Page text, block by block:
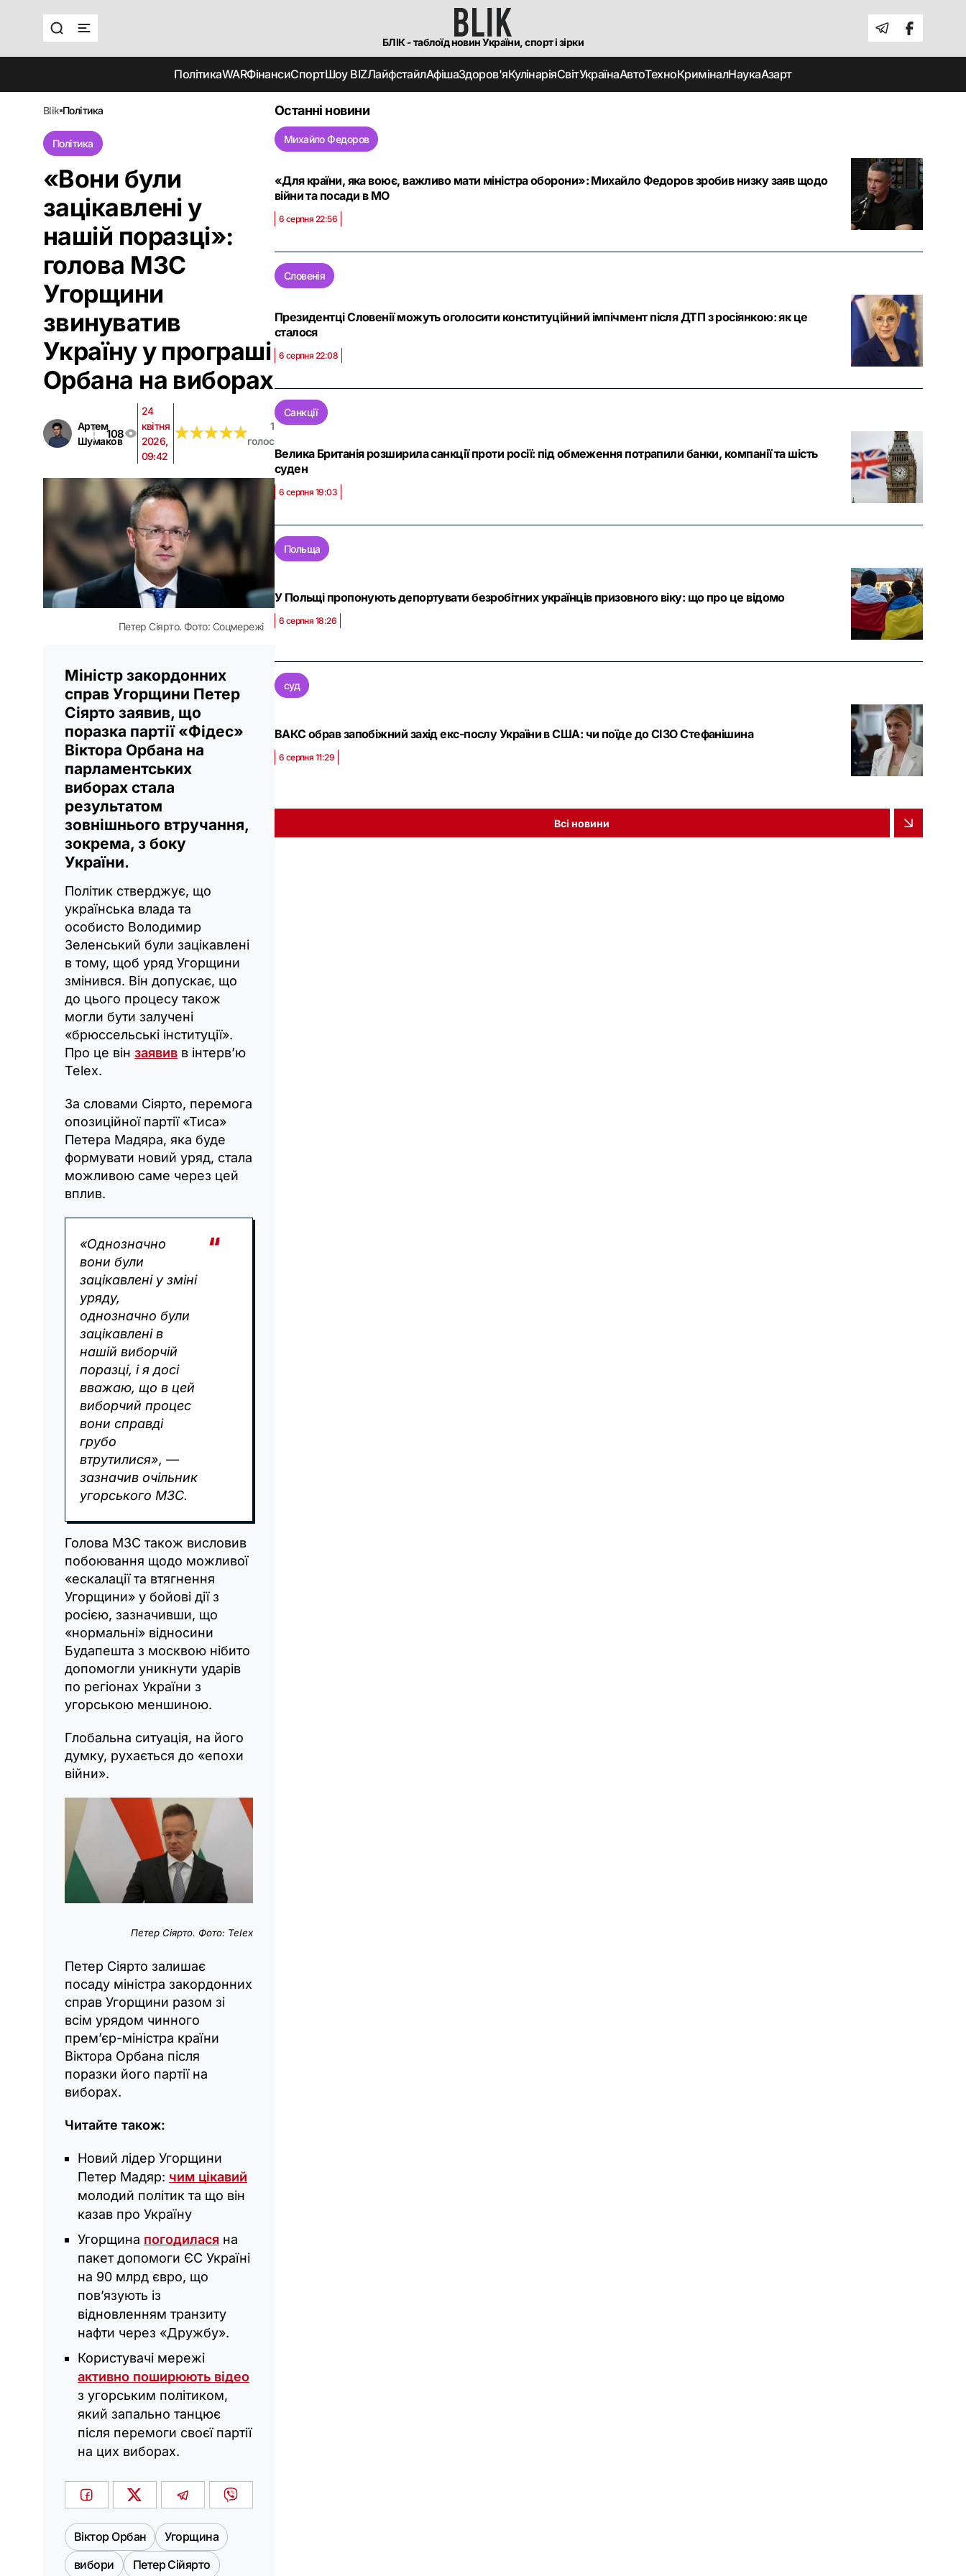
БЛІК - таблоїд новин України, спорт і зірки
ПолітикаWARФінансиСпортШоу BIZЛайфстайлАфішаЗдоров'яКулінаріяСвітУкраїнаАвтоТехноКриміналНаукаАзарт
blik політика
Політика
«Вони були
зацікавлені у
нашій поразці»:
голова МЗС
Угорщини
звинуватив
Україну у програші
Орбана на виборах
Артем
Шумаков
108
24
квітня
2026,
09:42
★★★★★
★★★★★
1
голос
Петер Сіярто. Фото: Соцмережі
Міністр закордонних
справ Угорщини Петер
Сіярто заявив, що
поразка партії «Фідес»
Віктора Орбана на
парламентських
виборах стала
результатом
зовнішнього втручання,
зокрема, з боку
України.
Політик стверджує, що
українська влада та
особисто Володимир
Зеленський були зацікавлені
в тому, щоб уряд Угорщини
змінився. Він допускає, що
до цього процесу також
могли бути залучені
«брюссельські інституції».
Про це він заявив в інтерв’ю
Telex.
За словами Сіярто, перемога
опозиційної партії «Тиса»
Петера Мадяра, яка буде
формувати новий уряд, стала
можливою саме через цей
вплив.
«Однозначно
вони були
зацікавлені у зміні
уряду,
однозначно були
зацікавлені в
нашій виборчій
поразці, і я досі
вважаю, що в цей
виборчий процес
вони справді
грубо
втрутилися», —
зазначив очільник
угорського МЗС.
Голова МЗС також висловив
побоювання щодо можливої
«ескалації та втягнення
Угорщини» у бойові дії з
росією, зазначивши, що
«нормальні» відносини
Будапешта з москвою нібито
допомогли уникнути ударів
по регіонах України з
угорською меншиною.
Глобальна ситуація, на його
думку, рухається до «епохи
війни».
Петер Сіярто. Фото: ТеІех
Петер Сіярто залишає
посаду міністра закордонних
справ Угорщини разом зі
всім урядом чинного
прем’єр-міністра країни
Віктора Орбана після
поразки його партії на
виборах.
Читайте також:
Новий лідер Угорщини
Петер Мадяр: чим цікавий
молодий політик та що він
казав про Україну
Угорщина погодилася на
пакет допомоги ЄС Україні
на 90 млрд євро, що
пов’язують із
відновленням транзиту
нафти через «Дружбу».
Користувачі мережі
активно поширюють відео
з угорським політиком,
який запально танцює
після перемоги своєї партії
на цих виборах.
Віктор Орбан
Угорщина
вибори
Петер Сійярто
Останні новини
Михайло Федоров
«Для країни, яка воює, важливо мати міністра оборони»: Михайло Федоров зробив низку заяв щодо
війни та посади в МО
6 серпня 22:56
Словенія
Президентці Словенії можуть оголосити конституційний імпічмент після ДТП з росіянкою: як це
сталося
6 серпня 22:08
Санкції
Велика Британія розширила санкції проти росії: під обмеження потрапили банки, компанії та шість
суден
6 серпня 19:03
Польща
У Польщі пропонують депортувати безробітних українців призовного віку: що про це відомо
6 серпня 18:26
суд
ВАКС обрав запобіжний захід екс-послу України в США: чи поїде до СІЗО Стефанішина
6 серпня 11:29
Всі новини